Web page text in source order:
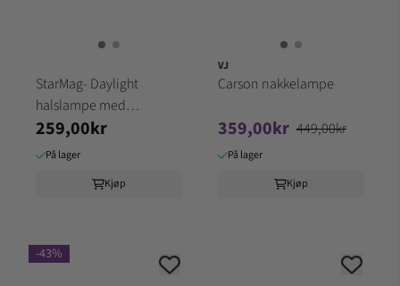
StarMag- Daylight
halslampe med
forstørrelsesglass LED
259,00kr
På lager
Kjøp
VJ
Carson nakkelampe
359,00kr 449,00kr
På lager
Kjøp
-43%